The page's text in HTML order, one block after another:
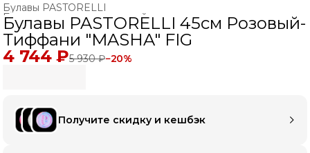
Булавы PASTORELLI
Булавы для художественной гимнастики
ХУДОЖЕСТВЕННАЯ ГИМНАСТИКА ›
Главная ›
Булавы PASTORELLI 45см Розовый-
Тиффани "MASHA" FIG
4 744 ₽5 930 ₽−20%
Получите скидку и кешбэк